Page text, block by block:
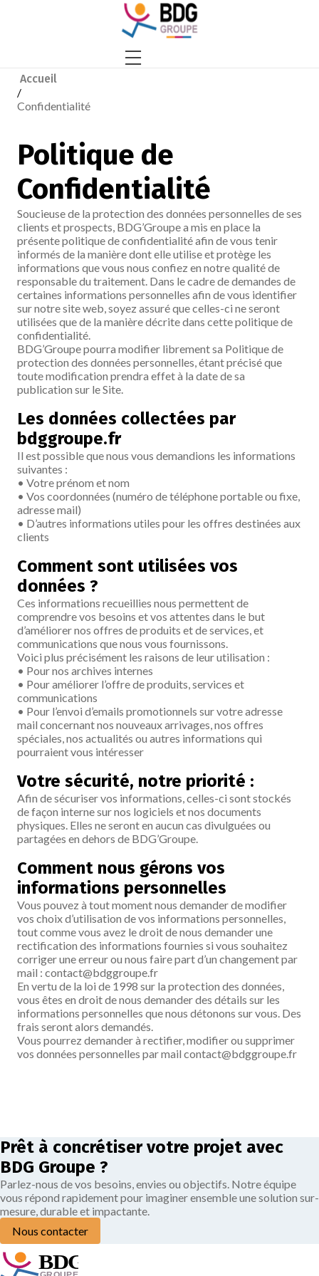
Accueil
/
Confidentialité
Politique de
Confidentialité
Soucieuse de la protection des données personnelles de ses
clients et prospects, BDG’Groupe a mis en place la
présente politique de confidentialité afin de vous tenir
informés de la manière dont elle utilise et protège les
informations que vous nous confiez en notre qualité de
responsable du traitement. Dans le cadre de demandes de
certaines informations personnelles afin de vous identifier
sur notre site web, soyez assuré que celles-ci ne seront
utilisées que de la manière décrite dans cette politique de
confidentialité.
BDG’Groupe pourra modifier librement sa Politique de
protection des données personnelles, étant précisé que
toute modification prendra effet à la date de sa
publication sur le Site.
Les données collectées par
bdggroupe.fr
Il est possible que nous vous demandions les informations
suivantes :
• Votre prénom et nom
• Vos coordonnées (numéro de téléphone portable ou fixe,
adresse mail)
• D’autres informations utiles pour les offres destinées aux
clients
Comment sont utilisées vos
données ?
Ces informations recueillies nous permettent de
comprendre vos besoins et vos attentes dans le but
d’améliorer nos offres de produits et de services, et
communications que nous vous fournissons.
Voici plus précisément les raisons de leur utilisation :
• Pour nos archives internes
• Pour améliorer l’offre de produits, services et
communications
• Pour l’envoi d’emails promotionnels sur votre adresse
mail concernant nos nouveaux arrivages, nos offres
spéciales, nos actualités ou autres informations qui
pourraient vous intéresser
Votre sécurité, notre priorité :
Afin de sécuriser vos informations, celles-ci sont stockés
de façon interne sur nos logiciels et nos documents
physiques. Elles ne seront en aucun cas divulguées ou
partagées en dehors de BDG’Groupe.
Comment nous gérons vos
informations personnelles
Vous pouvez à tout moment nous demander de modifier
vos choix d’utilisation de vos informations personnelles,
tout comme vous avez le droit de nous demander une
rectification des informations fournies si vous souhaitez
corriger une erreur ou nous faire part d’un changement par
mail : contact@bdggroupe.fr
En vertu de la loi de 1998 sur la protection des données,
vous êtes en droit de nous demander des détails sur les
informations personnelles que nous détonons sur vous. Des
frais seront alors demandés.
Vous pourrez demander à rectifier, modifier ou supprimer
vos données personnelles par mail contact@bdggroupe.fr
Prêt à concrétiser votre projet avec
BDG Groupe ?
Parlez-nous de vos besoins, envies ou objectifs. Notre équipe
vous répond rapidement pour imaginer ensemble une solution sur-
mesure, durable et impactante.
Nous contacter